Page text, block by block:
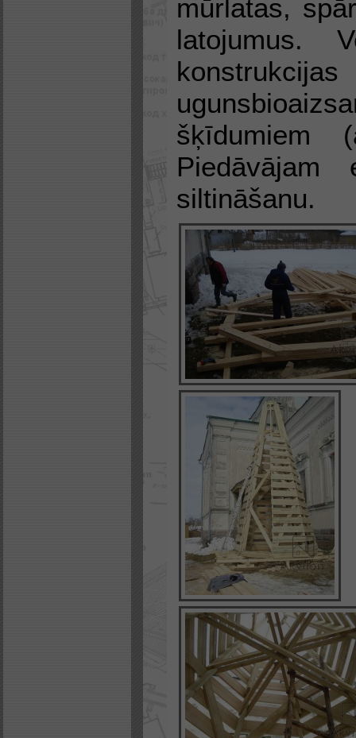
mūrlatas,
latojumus.
šķīdumiem
Piedāvājam
siltināšanu.